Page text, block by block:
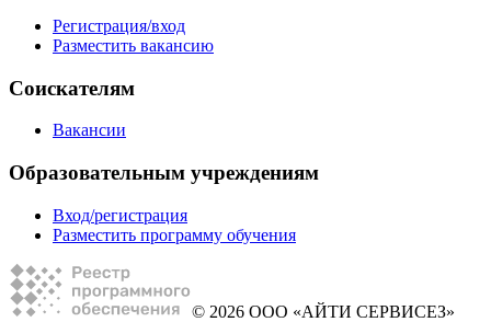
Регистрация/вход
Разместить вакансию
Соискателям
Вакансии
Образовательным учреждениям
Вход/регистрация
Разместить программу обучения
© 2026 ООО «АЙТИ СЕРВИСЕЗ»